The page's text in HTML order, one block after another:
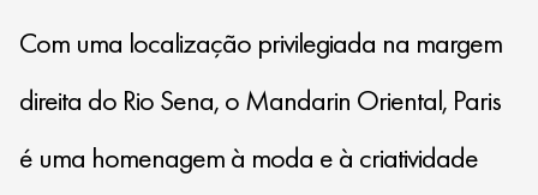
Com uma localização privilegiada na margem
direita do Rio Sena, o Mandarin Oriental, Paris
é uma homenagem à moda e à criatividade